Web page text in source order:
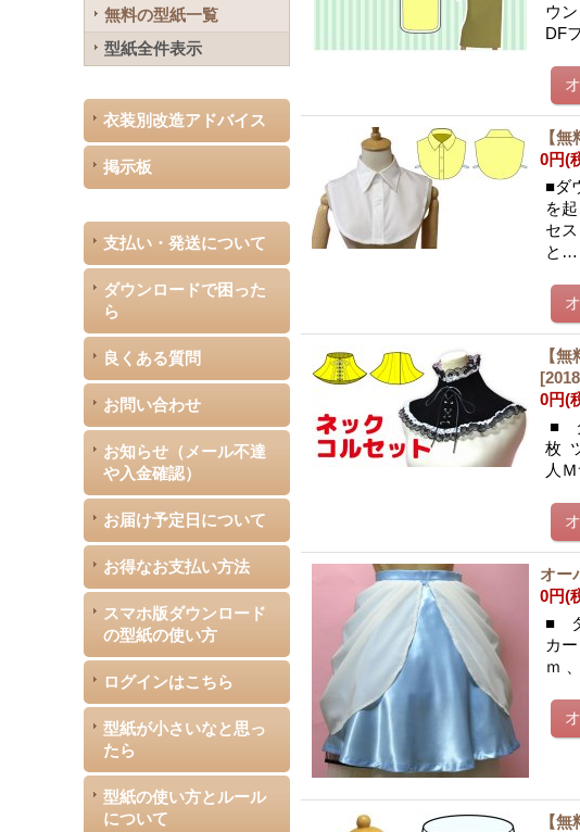
無料の型紙一覧
型紙全件表示
衣装別改造アドバイス
掲示板
支払い・発送について
ダウンロードで困った
ら
良くある質問
お問い合わせ
お知らせ（メール不達
や入金確認）
お届け予定日について
お得なお支払い方法
スマホ版ダウンロード
の型紙の使い方
ログインはこちら
型紙が小さいなと思っ
たら
型紙の使い方とルール
について
ウ
DF
【
0円(
■ダ
を
セ
と…
【
[2018
0円(
■
枚
人
オー
0円(
■ ダ
カ
ｍ
【